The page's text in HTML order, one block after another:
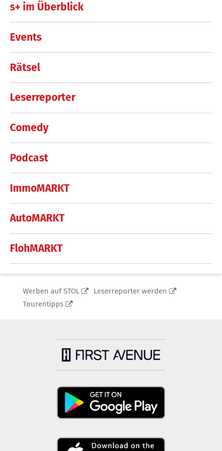
s+ im Überblick
Events
Rätsel
Leserreporter
Comedy
Podcast
ImmoMARKT
AutoMARKT
FlohMARKT
Werben auf STOL
Leserreporter werden
Tourentipps